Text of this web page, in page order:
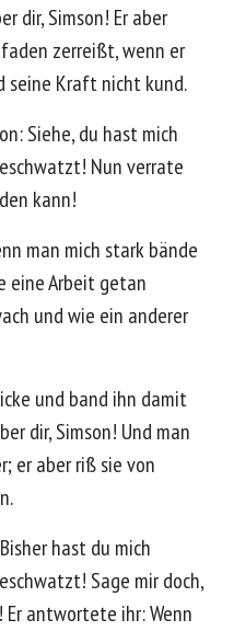
dir, Simson! Er aber
zerreißt, wenn er
seine Kraft nicht kund.
Siehe, du hast mich
Nun verrate
kann!
man mich stark bände
eine Arbeit getan
und wie ein anderer
und band ihn damit
dir, Simson! Und man
er aber riß sie von
hast du mich
Sage mir doch,
antwortete ihr: Wenn